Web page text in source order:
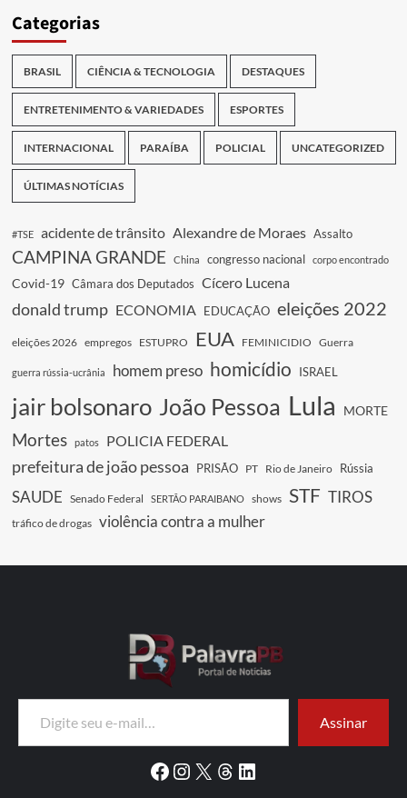
Categorias
BRASIL CIÊNCIA & TECNOLOGIA DESTAQUES
ENTRETENIMENTO & VARIEDADES ESPORTES
INTERNACIONAL PARAÍBA POLICIAL UNCATEGORIZED
ÚLTIMAS NOTÍCIAS
#TSE acidente de trânsito Alexandre de Moraes Assalto
CAMPINA GRANDE China congresso nacional corpo encontrado
Covid-19 Câmara dos Deputados Cícero Lucena
donald trump ECONOMIA EDUCAÇÃO eleições 2022
eleições 2026 empregos ESTUPRO EUA FEMINICIDIO Guerra
guerra rússia-ucrânia homem preso homicídio ISRAEL
jair bolsonaro João Pessoa Lula MORTE
Mortes patos POLICIA FEDERAL
prefeitura de joão pessoa PRISÃO PT Rio de Janeiro Rússia
SAUDE Senado Federal SERTÃO PARAIBANO shows STF TIROS
tráfico de drogas violência contra a mulher
Digite seu e-mail…
Assinar
Facebook
Instagram
X Threads
LinkedIn